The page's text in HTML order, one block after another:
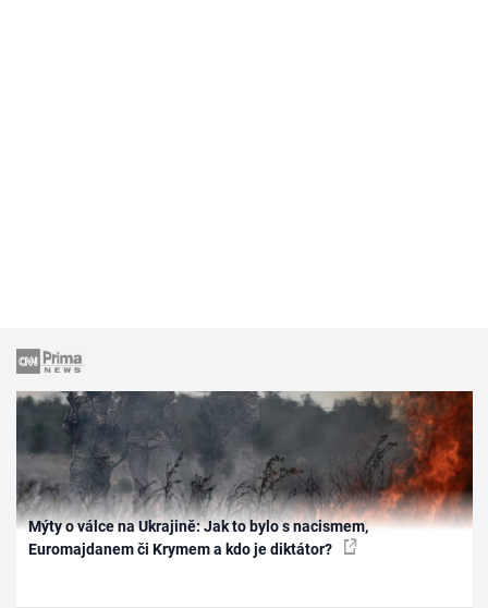
Mýty o válce na Ukrajině: Jak to bylo s nacismem,
Euromajdanem či Krymem a kdo je diktátor?